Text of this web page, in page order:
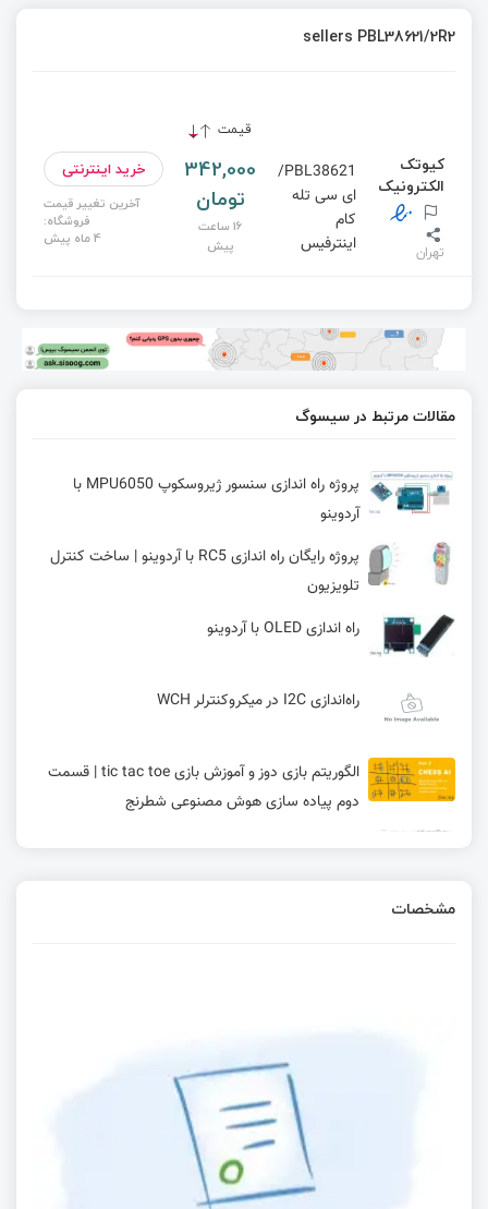
sellers PBL38621/2R2
قیمت
کیوتک
الکترونیک
تهران
PBL38621/
ای سی تله
کام
اینترفیس
342,000
تومان
16 ساعت
پیش
خرید اینترنتی
آخرین تغییر قیمت
فروشگاه:
4 ماه پیش
مقالات مرتبط در سیسوگ
پروژه راه اندازی سنسور ژیروسکوپ MPU6050 با
آردوینو
پروژه رایگان راه اندازی RC5 با آردوینو | ساخت کنترل
تلویزیون
راه اندازی OLED با آردوینو
راه‌اندازی I2C در میکروکنترلر WCH
الگوریتم بازی دوز و آموزش بازی tic tac toe | قسمت
دوم پیاده سازی هوش مصنوعی شطرنج
ساخت ردیاب خودرو
مشخصات